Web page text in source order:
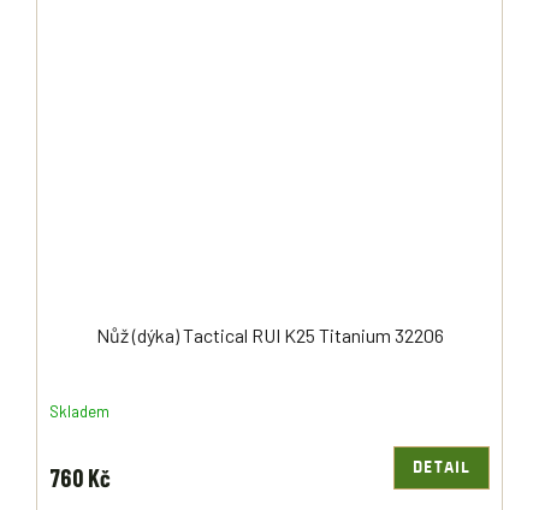
Nůž (dýka) Tactical RUI K25 Titanium 32206
Skladem
760 Kč DETAIL